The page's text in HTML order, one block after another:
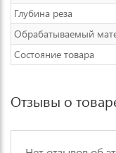
Глубина реза
Обрабатываемый
Состояние товара
Отзывы о